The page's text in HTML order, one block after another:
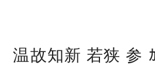
温故知新 若狭 参